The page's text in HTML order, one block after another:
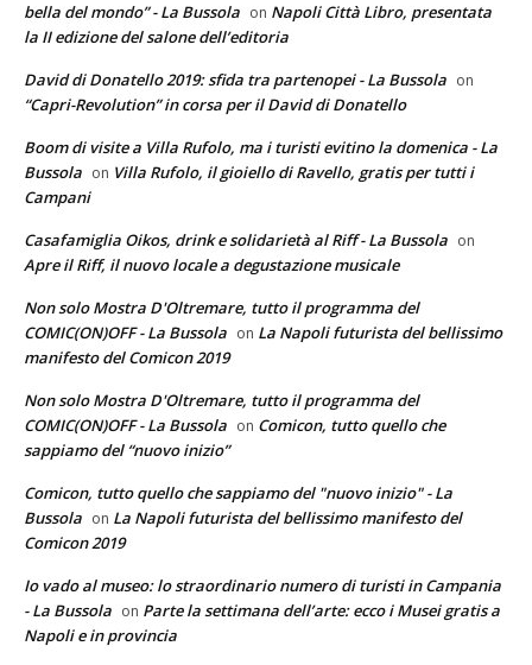
bella del mondo” - La Bussola on Napoli Città Libro, presentata
la II edizione del salone dell’editoria
David di Donatello 2019: sfida tra partenopei - La Bussola on
“Capri-Revolution” in corsa per il David di Donatello
Boom di visite a Villa Rufolo, ma i turisti evitino la domenica - La
Bussola on Villa Rufolo, il gioiello di Ravello, gratis per tutti i
Campani
Casafamiglia Oikos, drink e solidarietà al Riff - La Bussola on
Apre il Riff, il nuovo locale a degustazione musicale
Non solo Mostra D'Oltremare, tutto il programma del
COMIC(ON)OFF - La Bussola on La Napoli futurista del bellissimo
manifesto del Comicon 2019
Non solo Mostra D'Oltremare, tutto il programma del
COMIC(ON)OFF - La Bussola on Comicon, tutto quello che
sappiamo del “nuovo inizio”
Comicon, tutto quello che sappiamo del "nuovo inizio" - La
Bussola on La Napoli futurista del bellissimo manifesto del
Comicon 2019
Io vado al museo: lo straordinario numero di turisti in Campania
- La Bussola on Parte la settimana dell’arte: ecco i Musei gratis a
Napoli e in provincia